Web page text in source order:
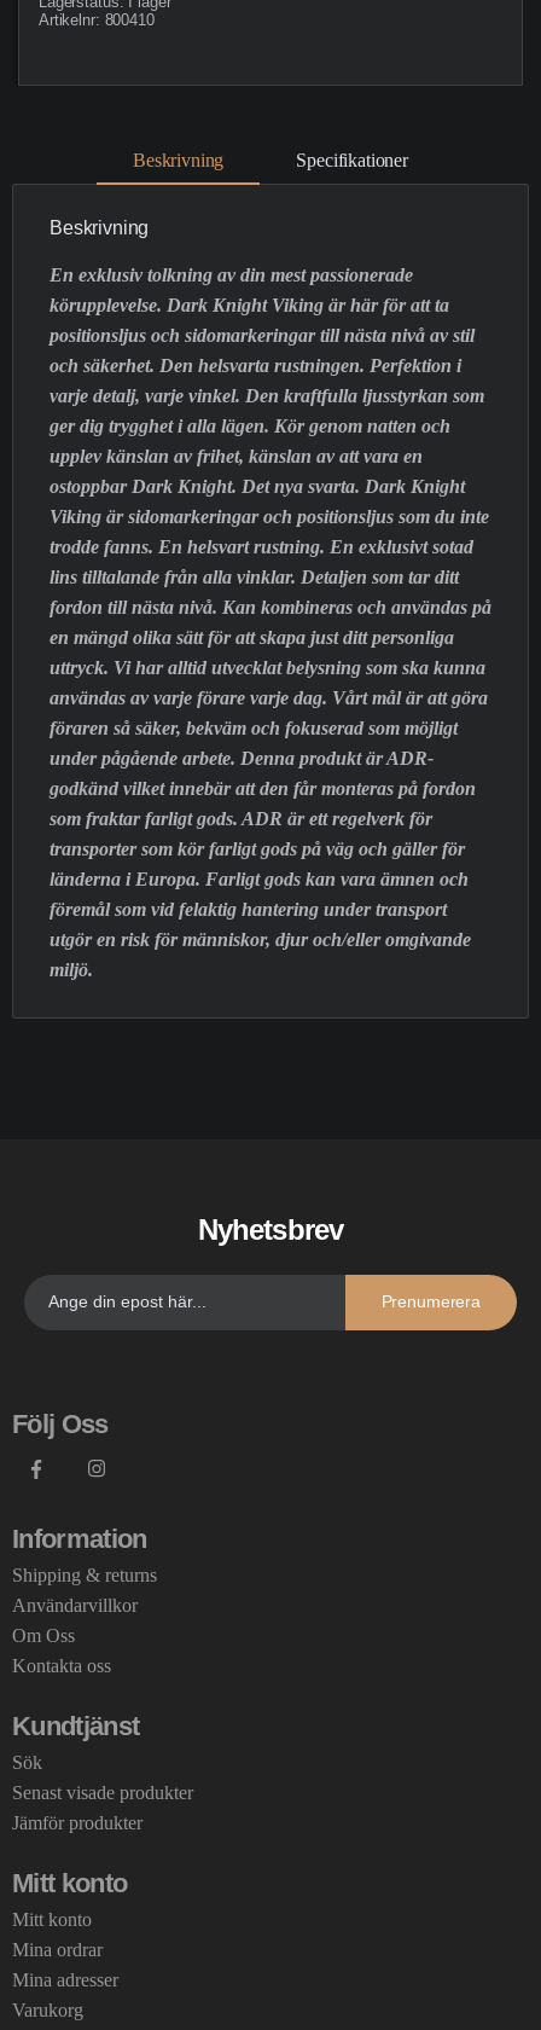
Artikelnr: 800410
Beskrivning Specifikationer
Beskrivning
En exklusiv tolkning av din mest passionerade
körupplevelse. Dark Knight Viking är här för att ta
positionsljus och sidomarkeringar till nästa nivå av stil
och säkerhet. Den helsvarta rustningen. Perfektion i
varje detalj, varje vinkel. Den kraftfulla ljusstyrkan som
ger dig trygghet i alla lägen. Kör genom natten och
upplev känslan av frihet, känslan av att vara en
ostoppbar Dark Knight. Det nya svarta. Dark Knight
Viking är sidomarkeringar och positionsljus som du inte
trodde fanns. En helsvart rustning. En exklusivt sotad
lins tilltalande från alla vinklar. Detaljen som tar ditt
fordon till nästa nivå. Kan kombineras och användas på
en mängd olika sätt för att skapa just ditt personliga
uttryck. Vi har alltid utvecklat belysning som ska kunna
användas av varje förare varje dag. Vårt mål är att göra
föraren så säker, bekväm och fokuserad som möjligt
under pågående arbete. Denna produkt är ADR-
godkänd vilket innebär att den får monteras på fordon
som fraktar farligt gods. ADR är ett regelverk för
transporter som kör farligt gods på väg och gäller för
länderna i Europa. Farligt gods kan vara ämnen och
föremål som vid felaktig hantering under transport
utgör en risk för människor, djur och/eller omgivande
miljö.
Nyhetsbrev
Prenumerera
Följ Oss
Information
Shipping & returns
Användarvillkor
Om Oss
Kontakta oss
Kundtjänst
Sök
Senast visade produkter
Jämför produkter
Mitt konto
Mitt konto
Mina ordrar
Mina adresser
Varukorg